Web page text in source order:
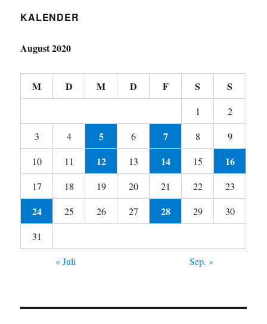
KALENDER
August 2020
M D M D F S S
1
2
3
4 5 6 7 8
9
10
11 12 13 14 15 16
17 18 19 20 21 22 23
24 25 26 27 28 29
30
31
« Juli
Sep. »